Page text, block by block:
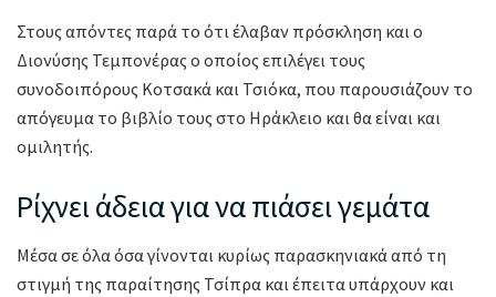
Στους απόντες παρά το ότι έλαβαν πρόσκληση και ο
Διονύσης Τεμπονέρας ο οποίος επιλέγει τους
συνοδοιπόρους Κοτσακά και Τσιόκα, που παρουσιάζουν το
απόγευμα το βιβλίο τους στο Ηράκλειο και θα είναι και
ομιλητής.
Ρίχνει άδεια για να πιάσει γεμάτα
Μέσα σε όλα όσα γίνονται κυρίως παρασκηνιακά από τη
στιγμή της παραίτησης Τσίπρα και έπειτα υπάρχουν και